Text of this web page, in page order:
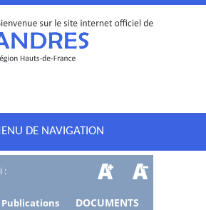
DE NAVIGATION
:
Publications DOCUMENTS